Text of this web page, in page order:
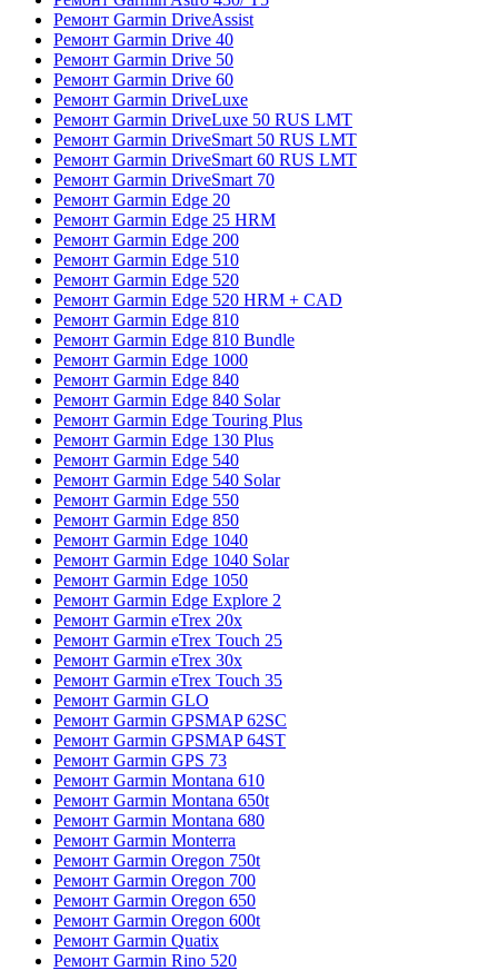
Ремонт Garmin DriveAssist
Ремонт Garmin Drive 40
Ремонт Garmin Drive 50
Ремонт Garmin Drive 60
Ремонт Garmin DriveLuxe
Ремонт Garmin DriveLuxe 50 RUS LMT
Ремонт Garmin DriveSmart 50 RUS LMT
Ремонт Garmin DriveSmart 60 RUS LMT
Ремонт Garmin DriveSmart 70
Ремонт Garmin Edge 20
Ремонт Garmin Edge 25 HRM
Ремонт Garmin Edge 200
Ремонт Garmin Edge 510
Ремонт Garmin Edge 520
Ремонт Garmin Edge 520 HRM + CAD
Ремонт Garmin Edge 810
Ремонт Garmin Edge 810 Bundle
Ремонт Garmin Edge 1000
Ремонт Garmin Edge 840
Ремонт Garmin Edge 840 Solar
Ремонт Garmin Edge Touring Plus
Ремонт Garmin Edge 130 Plus
Ремонт Garmin Edge 540
Ремонт Garmin Edge 540 Solar
Ремонт Garmin Edge 550
Ремонт Garmin Edge 850
Ремонт Garmin Edge 1040
Ремонт Garmin Edge 1040 Solar
Ремонт Garmin Edge 1050
Ремонт Garmin Edge Explore 2
Ремонт Garmin eTrex 20x
Ремонт Garmin eTrex Touch 25
Ремонт Garmin eTrex 30x
Ремонт Garmin eTrex Touch 35
Ремонт Garmin GLO
Ремонт Garmin GPSMAP 62SC
Ремонт Garmin GPSMAP 64ST
Ремонт Garmin GPS 73
Ремонт Garmin Montana 610
Ремонт Garmin Montana 650t
Ремонт Garmin Montana 680
Ремонт Garmin Monterra
Ремонт Garmin Oregon 750t
Ремонт Garmin Oregon 700
Ремонт Garmin Oregon 650
Ремонт Garmin Oregon 600t
Ремонт Garmin Quatix
Ремонт Garmin Rino 520